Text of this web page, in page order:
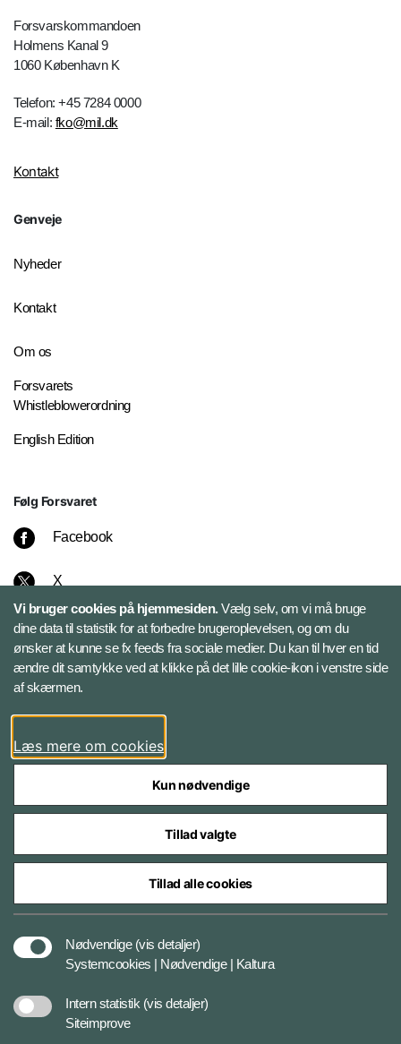
Forsvarskommandoen
Holmens Kanal 9
1060 København K
Telefon: +45 7284 0000
E-mail: fko@mil.dk
Kontakt
Genveje
Nyheder
Kontakt
Om os
Forsvarets
Whistleblowerordning
English Edition
Følg Forsvaret
Facebook
X
Instagram
Bluesky
LinkedIn
Styrelser og myndigheder under Forsvarsministeriet
Vi bruger cookies på hjemmesiden.Vælg selv, om vi må bruge
dine data til statistik for at forbedre brugeroplevelsen, og om du
ønsker at kunne se fx feeds fra sociale medier. Du kan til hver en tid
ændre dit samtykke ved at klikke på det lille cookie-ikon i venstre side
af skærmen.
Læs mere om cookies
Kun nødvendige
Tillad valgte
Tillad alle cookies
Nødvendige (vis detaljer)
Systemcookies | Nødvendige | Kaltura
Intern statistik (vis detaljer)
Siteimprove